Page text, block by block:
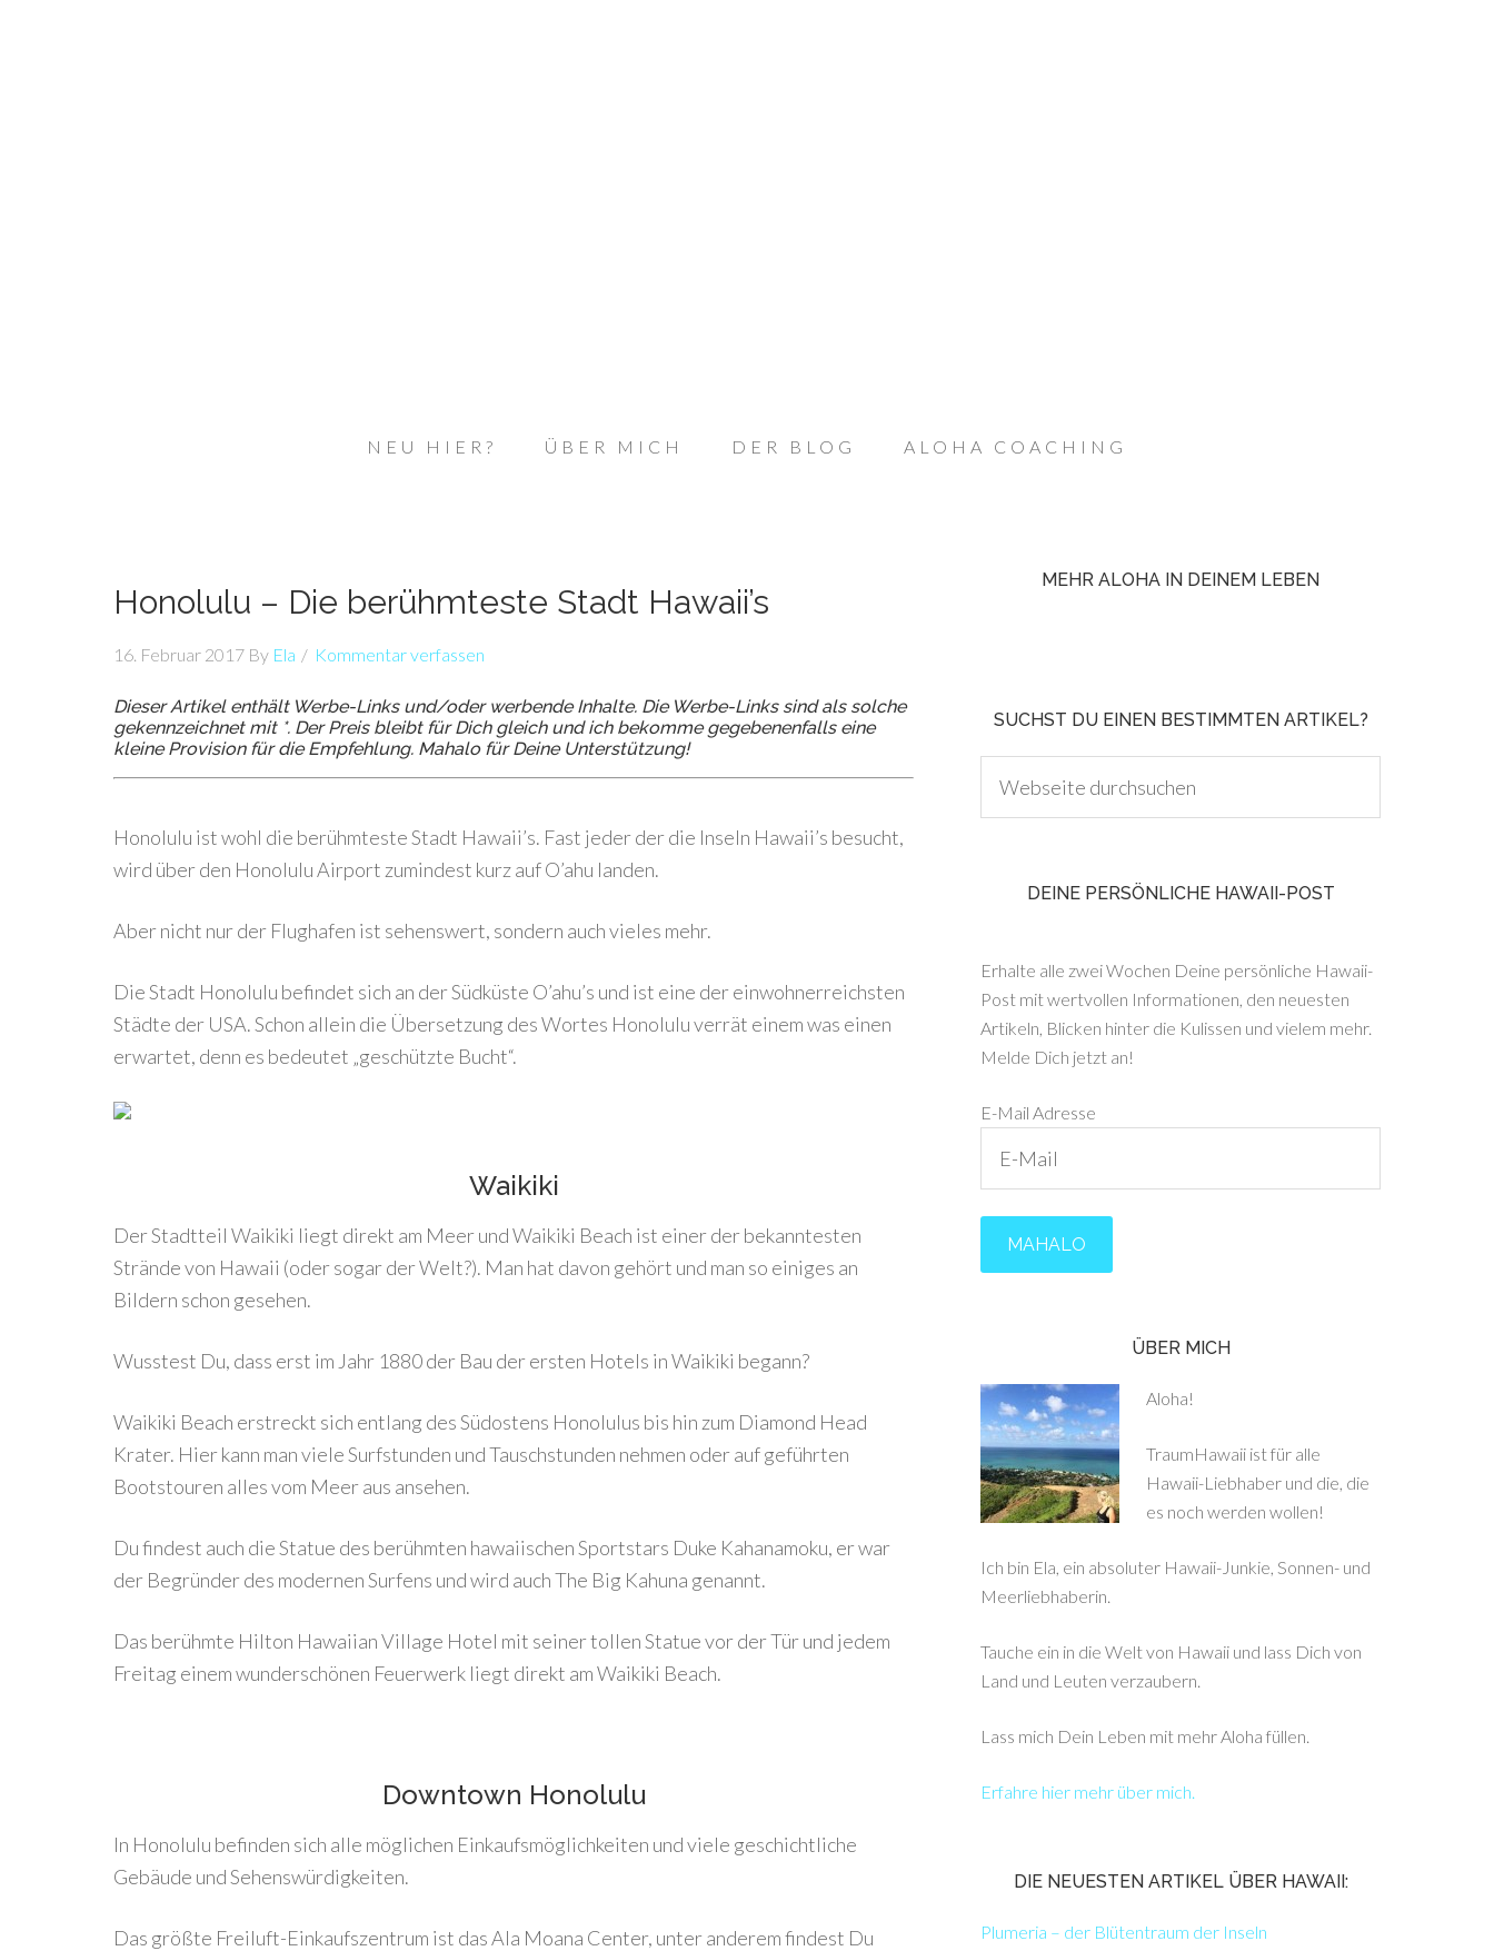
NEU HIER? ÜBER MICH DER BLOG ALOHA COACHING
Honolulu – Die berühmteste Stadt Hawaii’s
16. Februar 2017 By Ela Kommentar verfassen
Dieser Artikel enthält Werbe-Links und/oder werbende Inhalte. Die Werbe-Links sind als solche
gekennzeichnet mit *. Der Preis bleibt für Dich gleich und ich bekomme gegebenenfalls eine
kleine Provision für die Empfehlung. Mahalo für Deine Unterstützung!
Honolulu ist wohl die berühmteste Stadt Hawaii’s. Fast jeder der die Inseln Hawaii’s besucht,
wird über den Honolulu Airport zumindest kurz auf O’ahu landen.
Aber nicht nur der Flughafen ist sehenswert, sondern auch vieles mehr.
Die Stadt Honolulu befindet sich an der Südküste O’ahu’s und ist eine der einwohnerreichsten
Städte der USA. Schon allein die Übersetzung des Wortes Honolulu verrät einem was einen
erwartet, denn es bedeutet „geschützte Bucht“.
Waikiki
Der Stadtteil Waikiki liegt direkt am Meer und Waikiki Beach ist einer der bekanntesten
Strände von Hawaii (oder sogar der Welt?). Man hat davon gehört und man so einiges an
Bildern schon gesehen.
Wusstest Du, dass erst im Jahr 1880 der Bau der ersten Hotels in Waikiki begann?
Waikiki Beach erstreckt sich entlang des Südostens Honolulus bis hin zum Diamond Head
Krater. Hier kann man viele Surfstunden und Tauschstunden nehmen oder auf geführten
Bootstouren alles vom Meer aus ansehen.
Du findest auch die Statue des berühmten hawaiischen Sportstars Duke Kahanamoku, er war
der Begründer des modernen Surfens und wird auch The Big Kahuna genannt.
Das berühmte Hilton Hawaiian Village Hotel mit seiner tollen Statue vor der Tür und jedem
Freitag einem wunderschönen Feuerwerk liegt direkt am Waikiki Beach.
Downtown Honolulu
In Honolulu befinden sich alle möglichen Einkaufsmöglichkeiten und viele geschichtliche
Gebäude und Sehenswürdigkeiten.
Das größte Freiluft-Einkaufszentrum ist das Ala Moana Center, unter anderem findest Du
MEHR ALOHA IN DEINEM LEBEN
SUCHST DU EINEN BESTIMMTEN ARTIKEL?
DEINE PERSÖNLICHE HAWAII-POST
Erhalte alle zwei Wochen Deine persönliche Hawaii-
Post mit wertvollen Informationen, den neuesten
Artikeln, Blicken hinter die Kulissen und vielem mehr.
Melde Dich jetzt an!
E-Mail Adresse
ÜBER MICH
Aloha!
TraumHawaii ist für alle
Hawaii-Liebhaber und die, die
es noch werden wollen!
Ich bin Ela, ein absoluter Hawaii-Junkie, Sonnen- und
Meerliebhaberin.
Tauche ein in die Welt von Hawaii und lass Dich von
Land und Leuten verzaubern.
Lass mich Dein Leben mit mehr Aloha füllen.
Erfahre hier mehr über mich.
DIE NEUESTEN ARTIKEL ÜBER HAWAII:
Plumeria – der Blütentraum der Inseln